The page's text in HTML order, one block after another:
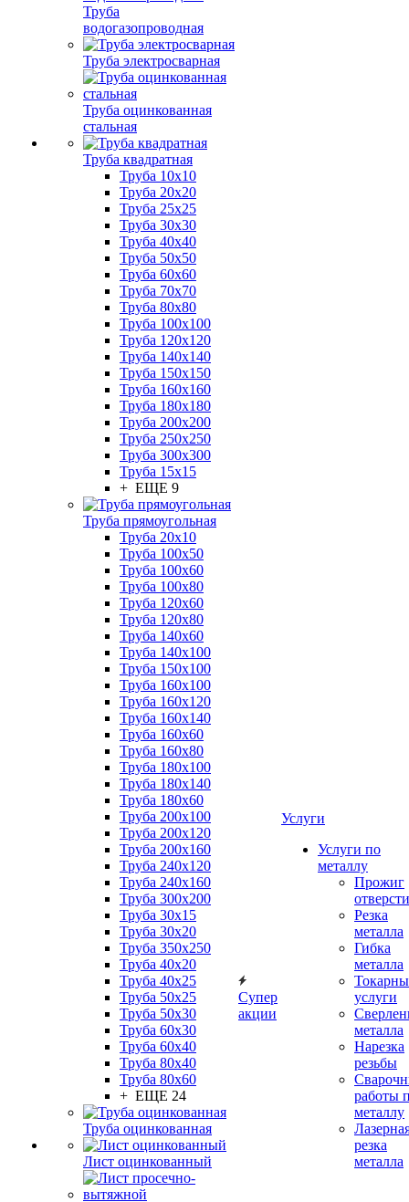
Труба
водогазопроводная
Труба электросварная
Труба оцинкованная
стальная
Труба квадратная
Труба 10x10
Труба 20x20
Труба 25x25
Труба 30x30
Труба 40x40
Труба 50x50
Труба 60x60
Труба 70x70
Труба 80x80
Труба 100x100
Труба 120x120
Труба 140x140
Труба 150x150
Труба 160x160
Труба 180x180
Труба 200x200
Труба 250x250
Труба 300x300
Труба 15x15
+ ЕЩЕ 9
Труба прямоугольная
Труба 20x10
Труба 100x50
Труба 100x60
Труба 100x80
Труба 120x60
Труба 120x80
Труба 140x60
Труба 140x100
Труба 150x100
Труба 160x100
Труба 160x120
Труба 160x140
Труба 160x60
Труба 160x80
Труба 180x100
Труба 180x140
Труба 180x60
Труба 200x100
Труба 200x120
Труба 200x160
Труба 240x120
Труба 240x160
Труба 300x200
Труба 30x15
Труба 30x20
Труба 350x250
Труба 40x20
Труба 40x25
Труба 50x25
Труба 50x30
Труба 60x30
Труба 60x40
Труба 80x40
Труба 80x60
+ ЕЩЕ 24
Труба оцинкованная
Лист оцинкованный
Супер
акции
Услуги
Услуги по
металлу
Прожиг
Резка
металла
Гибка
металла
услуги
металла
Нарезка
резьбы
работы
металлу
резка
металла